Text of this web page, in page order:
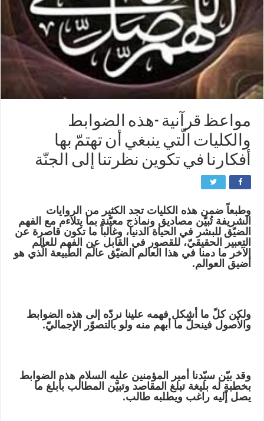
مواعظ قرآنية -هذه الضوابط
والكليات الّتي ينبغي أن تهتمّ بها
أفكارنا في تكوين نظرتنا إلى الجنّة
وطبعاً ضمن هذه الكليات تجد الكثير من الروايات
الشريفة تُبيّن مصاديق ونماذج معيّنة بما يتلاءم مع الفهم
الضيّق للبشر في الحياة الدنيا، وغالباً ما تكون قاصرة عن
التعبير الحقيقيّ، للقصور في القابل عن الفهم للعالم
الآخر ما دمنا في هذا العالم الضيّق عالَم الطبيعة الّذي هو
أضيق العوالم.
ولكن كلّ ما أشكل فهمه علينا نردّه إلى هذه الضوابط
والأصول فينحلّ ما أبهم منه ولو بالتصوّر الإجماليّ.
وقد بيّن سيّدنا أمير المؤمنين عليه السلام هذه الضوابط
بخطبةٍ له بليغة تبلغ المقاصد وتبيّن المطالب بأبلغ ما
يصل إليه راغب ويطلبه طالب.